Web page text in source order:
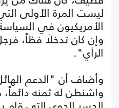
ليست المرة الأولى
الأمريكيون في
وإن كان تدخلاً فظاً،
الرأي".
وأضاف أن "الدعم
واشنطن له ثمنه